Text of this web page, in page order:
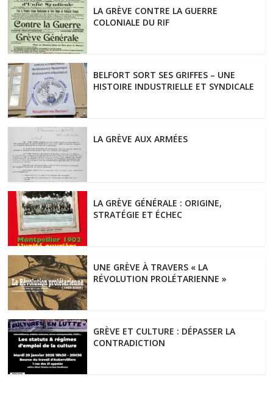
LA GRÈVE CONTRE LA GUERRE
COLONIALE DU RIF
BELFORT SORT SES GRIFFES – UNE
HISTOIRE INDUSTRIELLE ET SYNDICALE
LA GRÈVE AUX ARMÉES
LA GRÈVE GÉNÉRALE : ORIGINE,
STRATÉGIE ET ÉCHEC
UNE GRÈVE À TRAVERS « LA
RÉVOLUTION PROLÉTARIENNE »
GRÈVE ET CULTURE : DÉPASSER LA
CONTRADICTION